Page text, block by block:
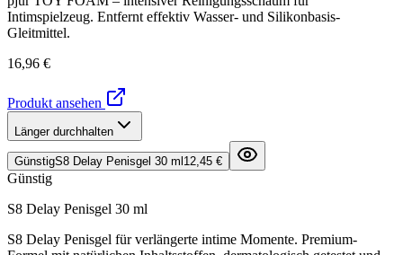
Intimspielzeug. Entfernt effektiv Wasser- und Silikonbasis-
Gleitmittel.
16,96 €
Produkt ansehen
Länger durchhalten
GünstigS8 Delay Penisgel 30 ml 12,45 €
Günstig
S8 Delay Penisgel 30 ml
S8 Delay Penisgel für verlängerte intime Momente. Premium-